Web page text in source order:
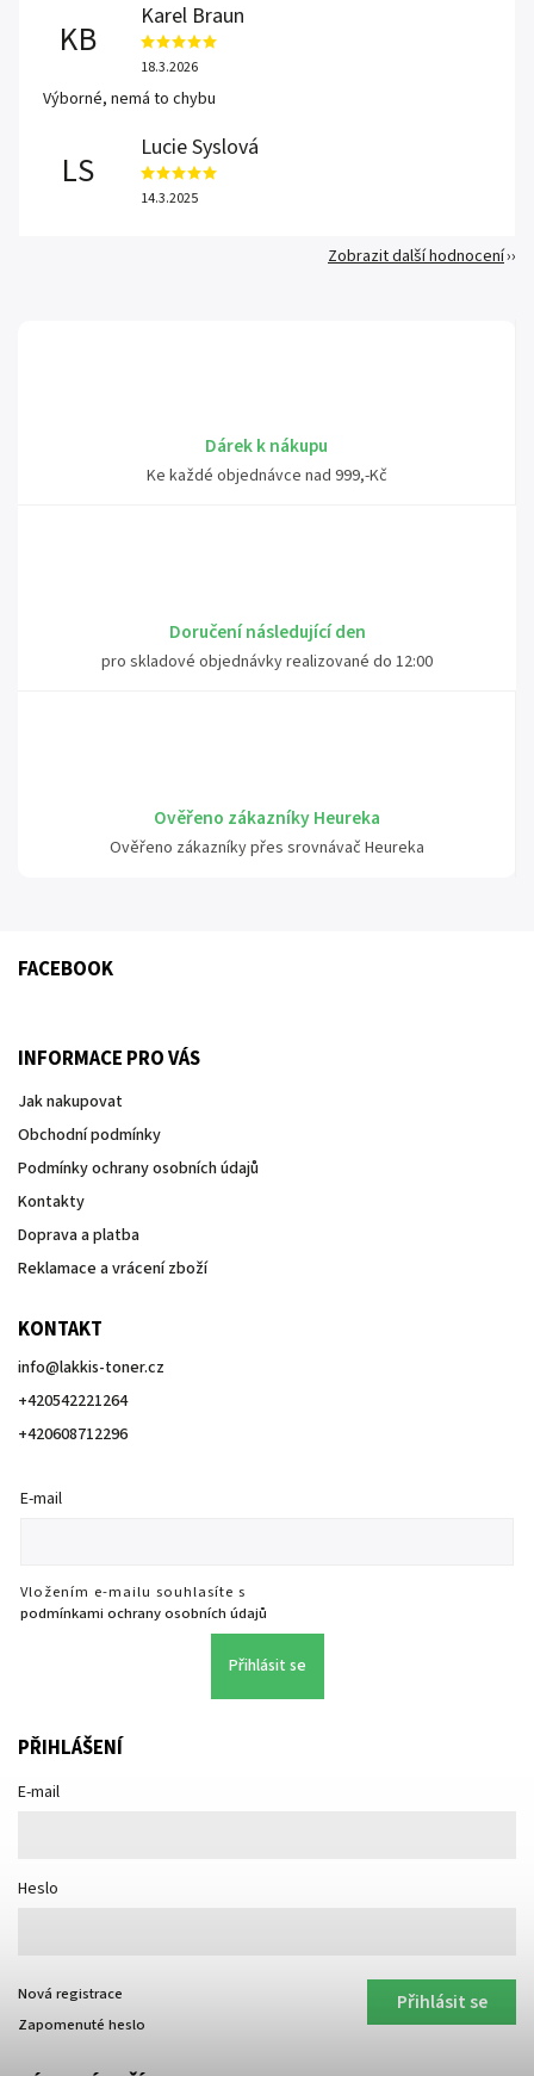
Dárek k nákupu
Ke každé objednávce nad 999,-Kč
Doručení následující den
pro skladové objednávky realizované do 12:00
Ověřeno zákazníky Heureka
Ověřeno zákazníky přes srovnávač Heureka
KB
Karel Braun
18.3.2026
Výborné, nemá to chybu
LS
Lucie Syslová
14.3.2025
Zobrazit další hodnocení
FACEBOOK
INFORMACE PRO VÁS
Jak nakupovat
Obchodní podmínky
Podmínky ochrany osobních údajů
Kontakty
Doprava a platba
Reklamace a vrácení zboží
KONTAKT
info@lakkis-toner.cz
+420542221264
+420608712296
E-mail
Vložením e-mailu souhlasíte s
podmínkami ochrany osobních údajů
Přihlásit se
PŘIHLÁŠENÍ
E-mail
Heslo
Přihlásit se
Nová registrace
Zapomenuté heslo